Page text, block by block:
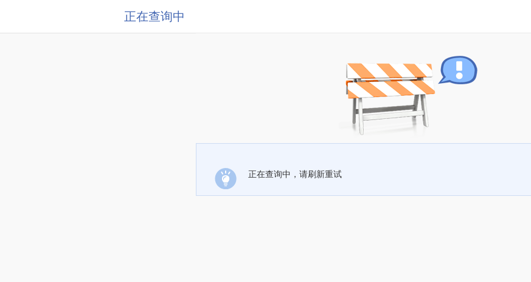
正在查询中
正在查询中，请刷新重试